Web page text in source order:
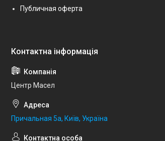
Публичная оферта
Центр Масел
Причальная 5а, Київ, Україна